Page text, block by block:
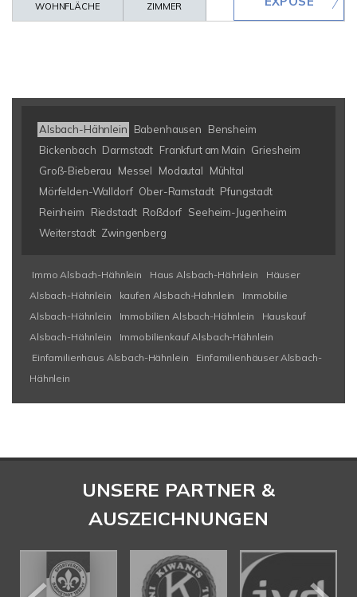
WOHNFLÄCHE
ZIMMER
Alsbach-Hähnlein Babenhausen
Bensheim
Bickenbach Darmstadt Frankfurt am Main Griesheim
Groß-Bieberau
Messel Modautal
Mühltal
Mörfelden-Walldorf Ober-Ramstadt Pfungstadt
Reinheim
Riedstadt Roßdorf Seeheim-Jugenheim
Weiterstadt Zwingenberg
Immo Alsbach-Hähnlein Haus Alsbach-Hähnlein
Häuser
Alsbach-Hähnlein
kaufen Alsbach-Hähnlein
Immobilie
Alsbach-Hähnlein
Immobilien Alsbach-Hähnlein
Hauskauf
Alsbach-Hähnlein
Immobilienkauf Alsbach-Hähnlein
Einfamilienhaus Alsbach-Hähnlein
Einfamilienhäuser Alsbach-
Hähnlein
UNSERE PARTNER &
AUSZEICHNUNGEN